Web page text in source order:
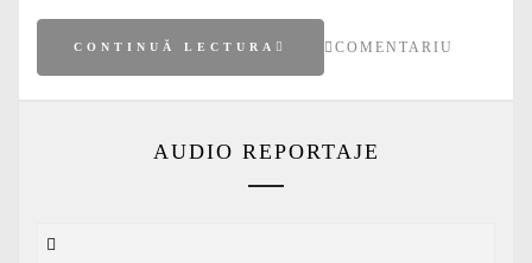
CONTINUĂ LECTURA COMENTARIU
AUDIO REPORTAJE